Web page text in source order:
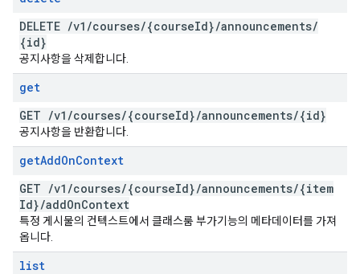
DELETE /v1 /courses/{courseId}/announcements/
{id}
공지사항을 삭제합니다.
get
GET /v1 /courses/{courseId}/announcements/{id}
공지사항을 반환합니다.
getAddOnContext
GET /v1 /courses/{courseId}/announcements/{item
Id}/addOnContext
특정 게시물의 컨텍스트에서 클래스룸 부가기능의 메타데이터를 가져
옵니다.
list